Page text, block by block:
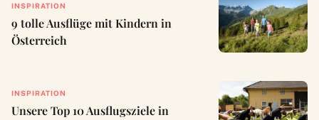
INSPIRATION
9 tolle Ausflüge mit Kindern in
Österreich
INSPIRATION
Unsere Top 10 Ausflugsziele in